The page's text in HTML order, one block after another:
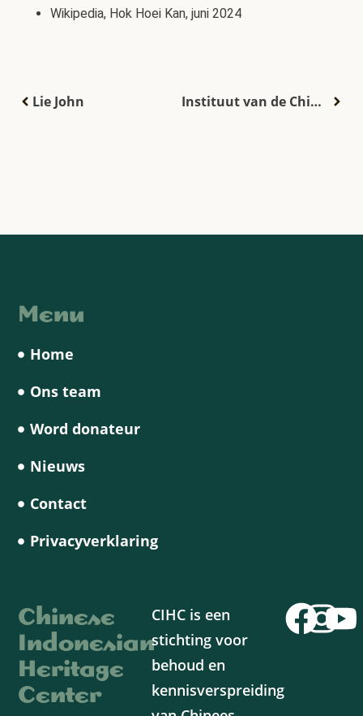
Wikipedia, Hok Hoei Kan, juni 2024
Lie John Instituut van de Chinese officieren
Chinese
Indonesian
Heritage
Center
CIHC is een
stichting voor
behoud en
kennisverspreiding
Menu
Home
Ons team
Word donateur
Nieuws
Contact
Privacyverklaring